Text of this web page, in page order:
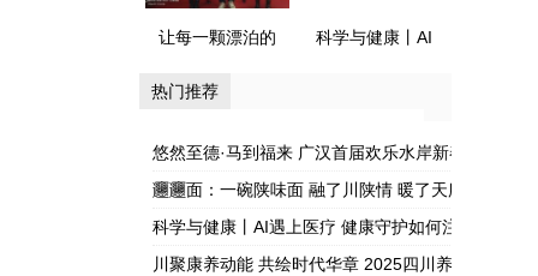
让每一颗漂泊的
张开杰走进蓉漂
之...
科学与健康丨AI
力？
热门推荐
悠然至德·马到福来 广汉首届欢乐水岸新春嘉年华盛
𰻞𰻞面：一碗陕味面 融了川陕情 暖了天府胃
科学与健康丨AI遇上医疗 健康守护如何注入新活力
川聚康养动能 共绘时代华章 2025四川养生产业大